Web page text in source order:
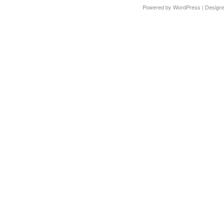
Powered by WordPress |